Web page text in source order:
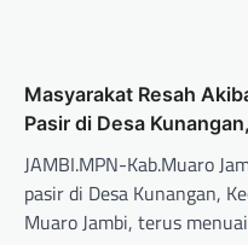
Masyarakat Resah
Pasir di Desa
JAMBI.MPN-Kab.Muaro
pasir di Desa Kunangan,
Muaro Jambi, terus